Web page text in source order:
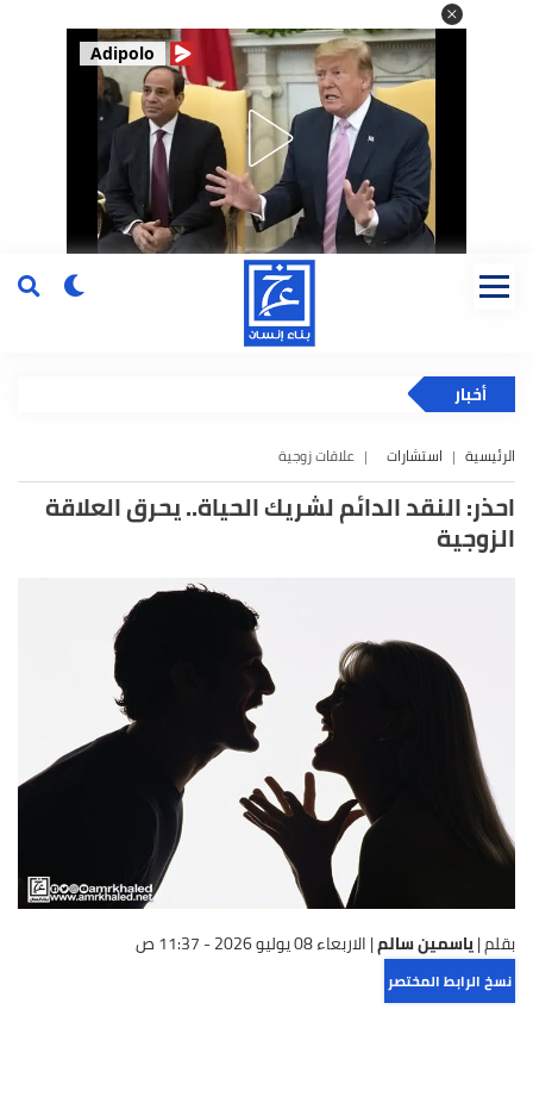
Adipolo
أخبار
الرئيسية استشارات علاقات زوجية
احذر: النقد الدائم لشريك الحياة.. يحرق العلاقة
الزوجية
بقلم |ياسمين سالم|الاربعاء 08 يوليو 2026 - 11:37 ص
نسخ الرابط المختصر